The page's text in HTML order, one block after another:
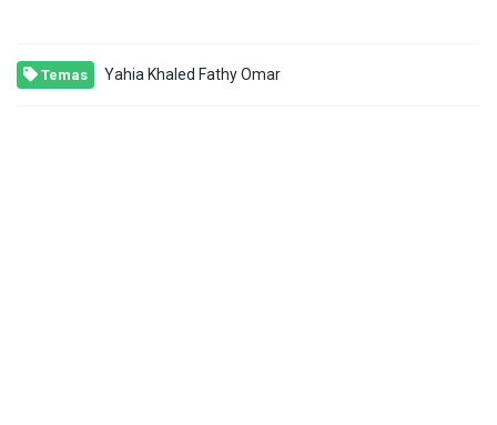
Temas Yahia Khaled Fathy Omar